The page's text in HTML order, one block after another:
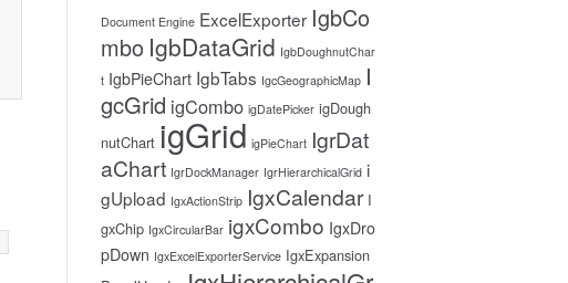
Document Engine ExcelExporter IgbCo
mbo IgbDataGrid IgbDoughnutChar
t IgbPieChart IgbTabs IgcGeographicMap I
gcGrid igCombo igDatePicker igDough
nutChart igGrid igPieChart IgrDat
aChart IgrDockManager IgrHierarchicalGrid i
gUpload IgxActionStrip IgxCalendar I
gxChip IgxCircularBar igxCombo IgxDro
pDown IgxExcelExporterService IgxExpansion